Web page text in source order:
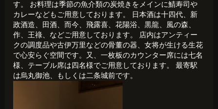
す。 お料理は季節の魚介類の炭焼きをメインに鯖寿司や
カレーなどもご用意しております。 日本酒は十四代、新
政酒造、田酒、而今、飛露喜、花陽浴、黒龍、風の森、
作、王祿、などご用意しております。 店内はアンティー
クの調度品や古伊万里などの骨董の器、女将が生ける生花
で心安らぐ空間です。又、一枚板のカウンター席には七名
様、テーブル席は四名様でご用意しております。 最寄駅
は烏丸御池、もしくは二条城前です。